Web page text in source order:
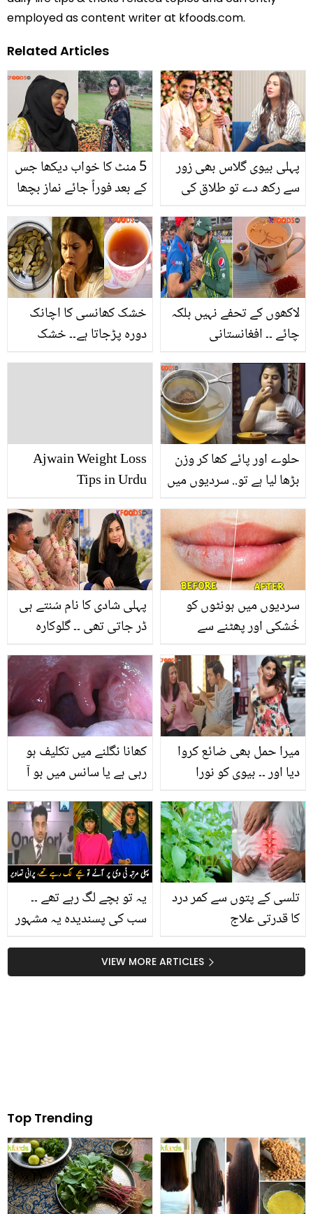
employed as content writer at kfoods.com.
Related Articles
5 منٹ کا خواب دیکھا جس
کے بعد فوراً جائے نماز بچھا
ویڈیوز بنانے والی لڑکی آج
نعت خواں کیسے بن گئی؟
پہلی بیوی گلاس بھی زور
سے رکھ دے تو طلاق کی
نے دوسری شادی کرنے والے
مردوں کی خصلت بیان
کردی
خشک کھانسی کا اچانک
دورہ پڑجاتا ہے۔۔ خشک
لاکھوں کے تحفے نہیں بلکہ
چائے ۔۔ افغانستانی
کے بعد پاکستانی کھلاڑیوں
کو یہ چیز تحفے میں کیوں
دے دی؟ انوکھے تحفے پر
سب حیران
Ajwain Weight Loss
Tips in Urdu
حلوے اور پائے کھا کر وزن
بڑھا لیا ہے تو.. سردیوں میں
کم کریں؟ جانیں
پہلی شادی کا نام سُنتے ہی
ڈر جاتی تھی ۔۔ گلوکارہ
دوسری شادی کرلی، لیکن
اب ان کا دولہا کون ہے؟
سردیوں میں ہونٹوں کو
خُشکی اور پھٹنے سے
ٹپس
کھانا نگلنے میں تکلیف ہو
رہی ہے یا سانس میں بو آ
کہیں یہ علامات ٹانسلز کی
تو نہیں ورنہ آپ کو بڑے
مسائل کا سامنا بھی کرنا پڑ
سکتا ہے
میرا حمل بھی ضائع کروا
دیا اور ۔۔ بیوی کو نورا
جنون میں شوہر نے کون
سی حدیں پار کر دیں؟
یہ تو بچے لگ رہے تھے ۔۔
سب کی پسندیدہ یہ مشہور
پہلے دن کیسے نظر آ رہے
تھے؟ ویڈیو مناظر
تلسی کے پتوں سے کمر درد
کا قدرتی علاج
VIEW MORE ARTICLES
Top Trending